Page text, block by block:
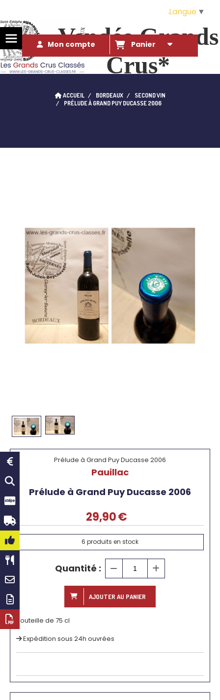
Vendée Grands
Crus*
qui l'eût cru...
Mon compte Panier
ACCUEIL BORDEAUX
SECOND VIN
PRÉLUDE À GRAND PUY DUCASSE 2006
Prélude à Grand Puy Ducasse 2006
Pauillac
Prélude à Grand Puy Ducasse 2006
29,90€
6 produits en stock
Quantité :
AJOUTER AU PANIER
Bouteille de 75 cl
Expédition sous 24h ouvrées
Langue ▼